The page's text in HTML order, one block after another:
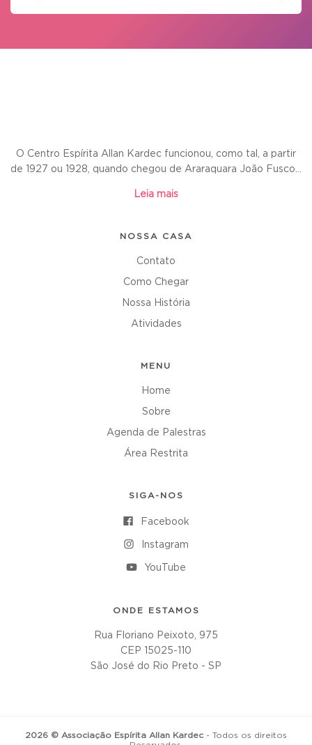
O Centro Espírita Allan Kardec funcionou, como tal, a partir
de 1927 ou 1928, quando chegou de Araraquara João Fusco...
Leia mais
NOSSA CASA
Contato
Como Chegar
Nossa História
Atividades
MENU
Home
Sobre
Agenda de Palestras
Área Restrita
SIGA-NOS
Facebook
Instagram
YouTube
ONDE ESTAMOS
Rua Floriano Peixoto, 975
CEP 15025-110
São José do Rio Preto - SP
2026 © Associação Espírita Allan Kardec - Todos os direitos